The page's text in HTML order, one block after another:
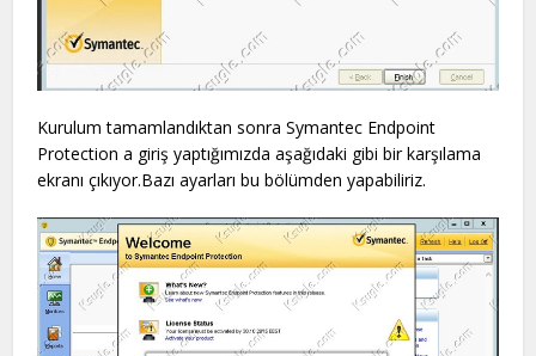
Kurulum tamamlandıktan sonra Symantec Endpoint
Protection a giriş yaptığımızda aşağıdaki gibi bir karşılama
ekranı çıkıyor.Bazı ayarları bu bölümden yapabiliriz.